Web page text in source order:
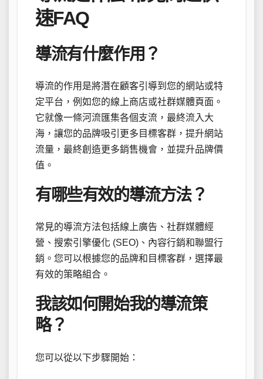
速FAQ
導流有什麼作用？
導流的作用是將潛在顧客引導到您的網站或特
定平台，例如您的線上商店或社群媒體頁面。
它就像一條河流匯集各個支流，最終流入大
海，讓您的品牌吸引更多目標客群，提升網站
流量，最終創造更多銷售機會，並提升品牌價
值。
有哪些有效的導流方法？
常見的導流方法包括線上廣告、社群媒體經
營、搜索引擎優化 (SEO)、內容行銷和聯盟行
銷。您可以根據您的品牌和目標客群，選擇最
有效的策略組合。
我該如何開始我的導流策
略？
您可以從以下步驟開始：